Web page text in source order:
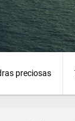
preciosas